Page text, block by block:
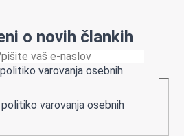
o novih člankih
varovanja osebnih
varovanja osebnih